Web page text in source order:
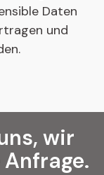
Daten
und
wir